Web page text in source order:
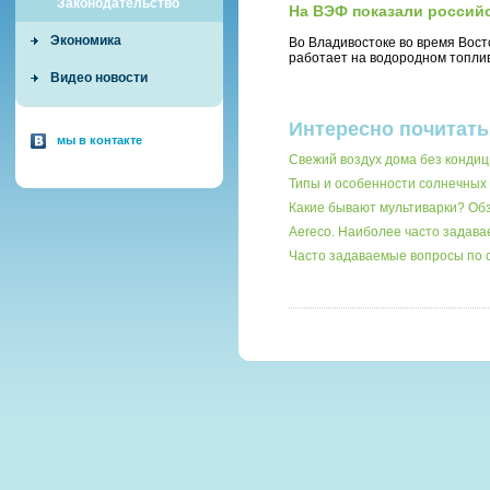
Законодательство
Экономика
Видео новости
мы в контакте
На ВЭФ показали
Во Владивостоке во время
работает на водородном
Интересно почитать
Свежий воздух дома без
Типы и особенности солнечных
Какие бывают мультиварки?
Aereco. Наиболее часто
Часто задаваемые вопросы по